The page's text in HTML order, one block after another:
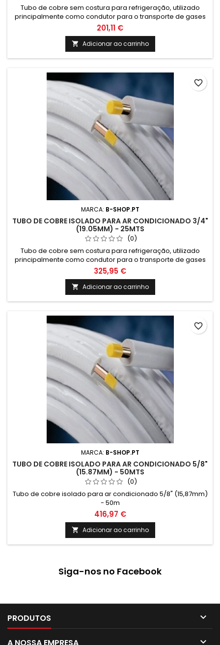
Tubo de cobre sem costura para refrigeração, utilizado
principalmente como condutor para o transporte de gases
em equipamentos de refrigeração, unidades de
refrigeração e ar condicionado.
201,11 €
 Adicionar ao carrinho
MARCA: B-SHOP.PT
TUBO DE COBRE ISOLADO PARA AR CONDICIONADO 3/4"
(19.05MM) - 25MTS
(0)
Tubo de cobre sem costura para refrigeração, utilizado
principalmente como condutor para o transporte de gases
em equipamentos de refrigeração, unidades de
refrigeração e ar condicionado.
325,95 €
 Adicionar ao carrinho
favorite_border
MARCA: B-SHOP.PT
TUBO DE COBRE ISOLADO PARA AR CONDICIONADO 5/8"
(15.87MM) - 50MTS
(0)
Tubo de cobre isolado para ar condicionado 5/8" (15,87mm)
- 50m
416,97 €
 Adicionar ao carrinho
favorite_border
Siga-nos no Facebook
PRODUTOS 
